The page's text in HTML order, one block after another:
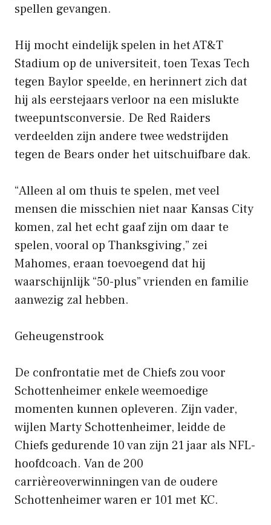
spellen gevangen.
Hij mocht eindelijk spelen in het AT&T
Stadium op de universiteit, toen Texas Tech
tegen Baylor speelde, en herinnert zich dat
hij als eerstejaars verloor na een mislukte
tweepuntsconversie. De Red Raiders
verdeelden zijn andere twee wedstrijden
tegen de Bears onder het uitschuifbare dak.
“Alleen al om thuis te spelen, met veel
mensen die misschien niet naar Kansas City
komen, zal het echt gaaf zijn om daar te
spelen, vooral op Thanksgiving,” zei
Mahomes, eraan toevoegend dat hij
waarschijnlijk “50-plus” vrienden en familie
aanwezig zal hebben.
Geheugenstrook
De confrontatie met de Chiefs zou voor
Schottenheimer enkele weemoedige
momenten kunnen opleveren. Zijn vader,
wijlen Marty Schottenheimer, leidde de
Chiefs gedurende 10 van zijn 21 jaar als NFL-
hoofdcoach. Van de 200
carrièreoverwinningen van de oudere
Schottenheimer waren er 101 met KC.